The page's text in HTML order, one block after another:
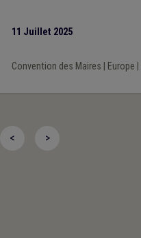
11 Juillet 2025
Convention des Maires Europe
< >